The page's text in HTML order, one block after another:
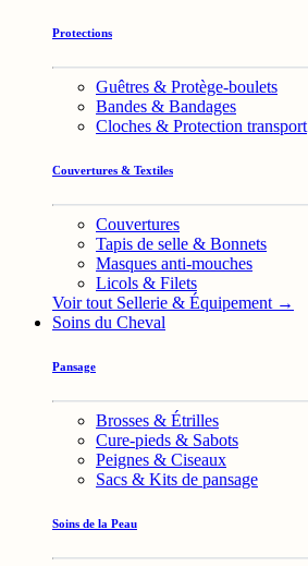
Protections
Guêtres & Protège-boulets
Bandes & Bandages
Cloches & Protection transport
Couvertures & Textiles
Couvertures
Tapis de selle & Bonnets
Masques anti-mouches
Licols & Filets
Voir tout Sellerie & Équipement →
Soins du Cheval
Pansage
Brosses & Étrilles
Cure-pieds & Sabots
Peignes & Ciseaux
Sacs & Kits de pansage
Soins de la Peau